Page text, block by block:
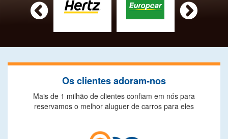
 
Os clientes adoram-nos
Mais de 1 milhão de clientes confiam em nós para
reservamos o melhor aluguer de carros para eles